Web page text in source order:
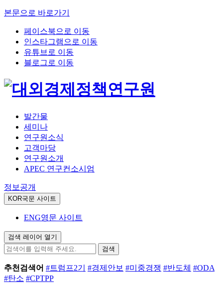
본문으로 바로가기
페이스북으로 이동
인스타그램으로 이동
유튜브로 이동
블로그로 이동
발간물
세미나
연구원소식
고객마당
연구원소개
APEC 연구컨소시엄
정보공개
KOR국문 사이트
ENG영문 사이트
검색 레이어 열기
검색
추천검색어 #트럼프2기 #경제안보 #미중경쟁 #반도체 #ODA
#탄소 #CPTPP